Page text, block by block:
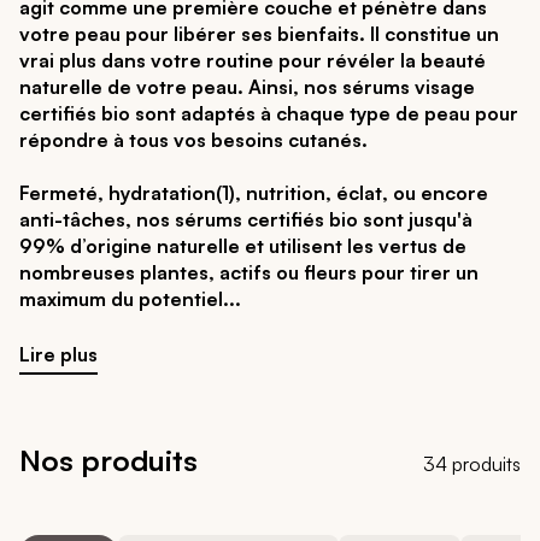
agit comme une première couche et pénètre dans
votre peau pour libérer ses bienfaits. Il constitue un
vrai plus dans votre routine pour révéler la beauté
naturelle de votre peau. Ainsi, nos sérums visage
certifiés bio sont adaptés à chaque type de peau pour
répondre à tous vos besoins cutanés.
Fermeté, hydratation(1), nutrition, éclat, ou encore
anti-tâches, nos sérums certifiés bio sont jusqu'à
99% d’origine naturelle et utilisent les vertus de
nombreuses plantes, actifs ou fleurs pour tirer un
maximum du potentiel
Lire plus
34 produits
Nos produits